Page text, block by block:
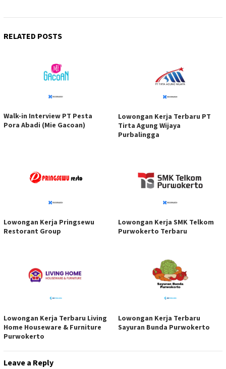
RELATED POSTS
Walk-in Interview PT Pesta
Pora Abadi (Mie Gacoan)
Lowongan Kerja Terbaru PT
Tirta Agung Wijaya
Purbalingga
Lowongan Kerja Pringsewu
Restorant Group
Lowongan Kerja SMK Telkom
Purwokerto Terbaru
Lowongan Kerja Terbaru Living
Home Houseware & Furniture
Purwokerto
Lowongan Kerja Terbaru
Sayuran Bunda Purwokerto
Leave a Reply